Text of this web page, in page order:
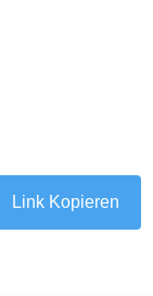
Link Kopieren